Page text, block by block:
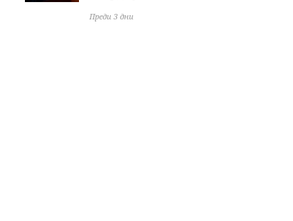
Преди 3 дни